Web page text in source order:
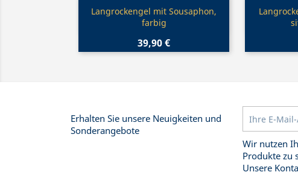
Vorschau
Langrockengel mit Sousaphon,
farbig
39,90 €
Erhalten Sie unsere Neuigkeiten und
Sonderangebote
Wir nutzen
Produkte zu
Unsere